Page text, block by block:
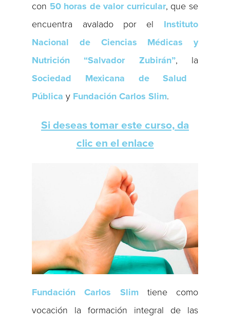
con 50 horas de valor curricular, que se
encuentra avalado por el Instituto
Nacional de Ciencias Médicas y
Nutrición “Salvador Zubirán”, la
Sociedad Mexicana de Salud
Pública y Fundación Carlos Slim.
Si deseas tomar este curso, da
clic en el enlace
Fundación Carlos Slimtiene como
vocación la formación integral de las